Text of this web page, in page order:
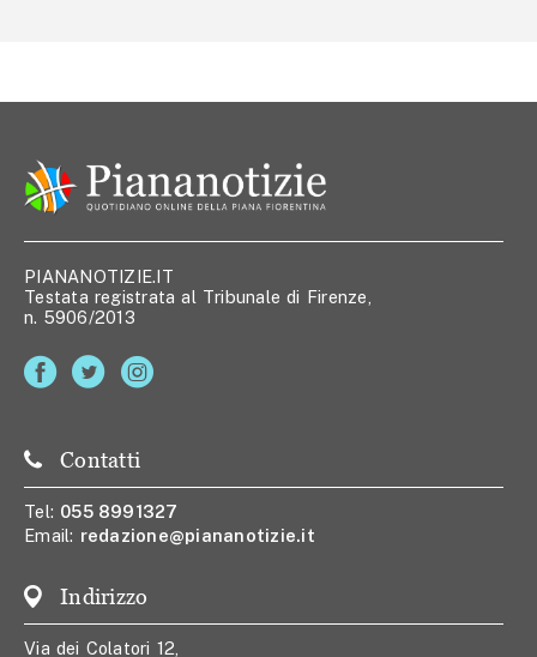
PIANANOTIZIE.IT
Testata registrata al Tribunale di Firenze,
n. 5906/2013
Contatti
Tel: 055 8991327
Email: redazione@piananotizie.it
Indirizzo
Via dei Colatori 12,